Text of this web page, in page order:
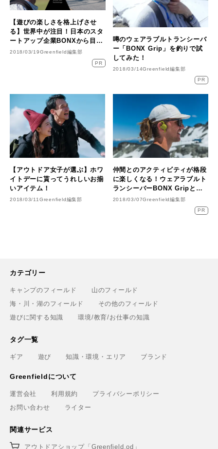
【遊びの楽しさを格上げさせ
る】世界中が注目！日本のスタ
ートアップ企業BONXから目が
離せない！
2018/03/19Greenfield編集部
PR
噂のウェアラブルトランシーバ
ー「BONX Grip」を釣りで試
してみた！
2018/03/14Greenfield編集部
PR
【アウトドア女子が選ぶ】ホワ
イトデーに貰ってうれしいお揃
いアイテム！
2018/03/11 Greenfield編集部
仲間とのアクティビティが格段
に楽しくなる！ウェアラブルト
ランシーバーBONX Gripと
は？
2018/03/07Greenfield編集部
PR
カテゴリー
キャンプのフィールド
山のフィールド
海・川・湖のフィールド
その他のフィールド
遊びに関する知識
環境/教育/お仕事の知識
タグ一覧
ギア 遊び 知識・環境・エリア ブランド
Greenfieldについて
運営会社 利用規約
プライバシーポリシー
お問い合わせ
ライター
関連サービス
アウトドアショップ「Greenfield.od」